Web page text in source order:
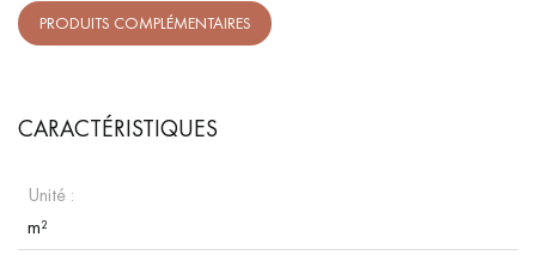
PRODUITS COMPLÉMENTAIRES
CARACTÉRISTIQUES
Unité :
m²